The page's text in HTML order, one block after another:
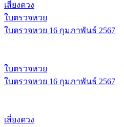
เสี่ยงดวง
ใบตรวจหวย
ใบตรวจหวย 16 กุมภาพันธ์ 2567
ใบตรวจหวย
ใบตรวจหวย 16 กุมภาพันธ์ 2567
เสี่ยงดวง